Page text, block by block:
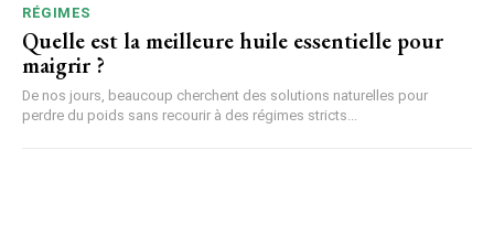
RÉGIMES
Quelle est la meilleure huile essentielle pour
maigrir ?
De nos jours, beaucoup cherchent des solutions naturelles pour
perdre du poids sans recourir à des régimes stricts...